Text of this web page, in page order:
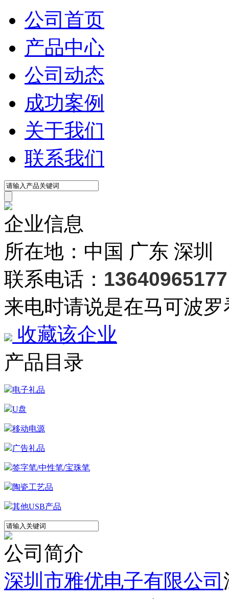
公司首页
产品中心
公司动态
成功案例
关于我们
联系我们
企业信息
所在地：中国 广东 深圳
联系电话： 13640965177
来电时请说是在马可波
收藏该企业
产品目录
电子礼品
U盘
移动电源
广告礼品
签字笔/中性笔/宝珠笔
陶瓷工艺品
其他USB产品
公司简介
深圳市雅优电子有限公司